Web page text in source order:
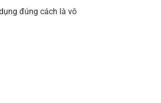
đúng cách là vô